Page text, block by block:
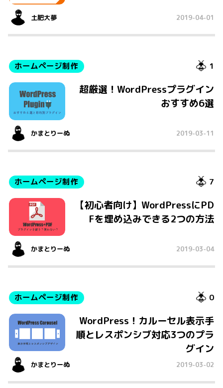
土肥大夢 2019-04-01
ホームページ制作
超厳選！WordPressプラグイン
おすすめ6選
1
かまとりーぬ 2019-03-11
ホームページ制作
【初心者向け】WordPressにPD
Fを埋め込みできる2つの方法
7
かまとりーぬ 2019-03-04
ホームページ制作
WordPress！カルーセル表示手
順とレスポンシブ対応3つのプラ
グイン
0
かまとりーぬ 2019-03-02